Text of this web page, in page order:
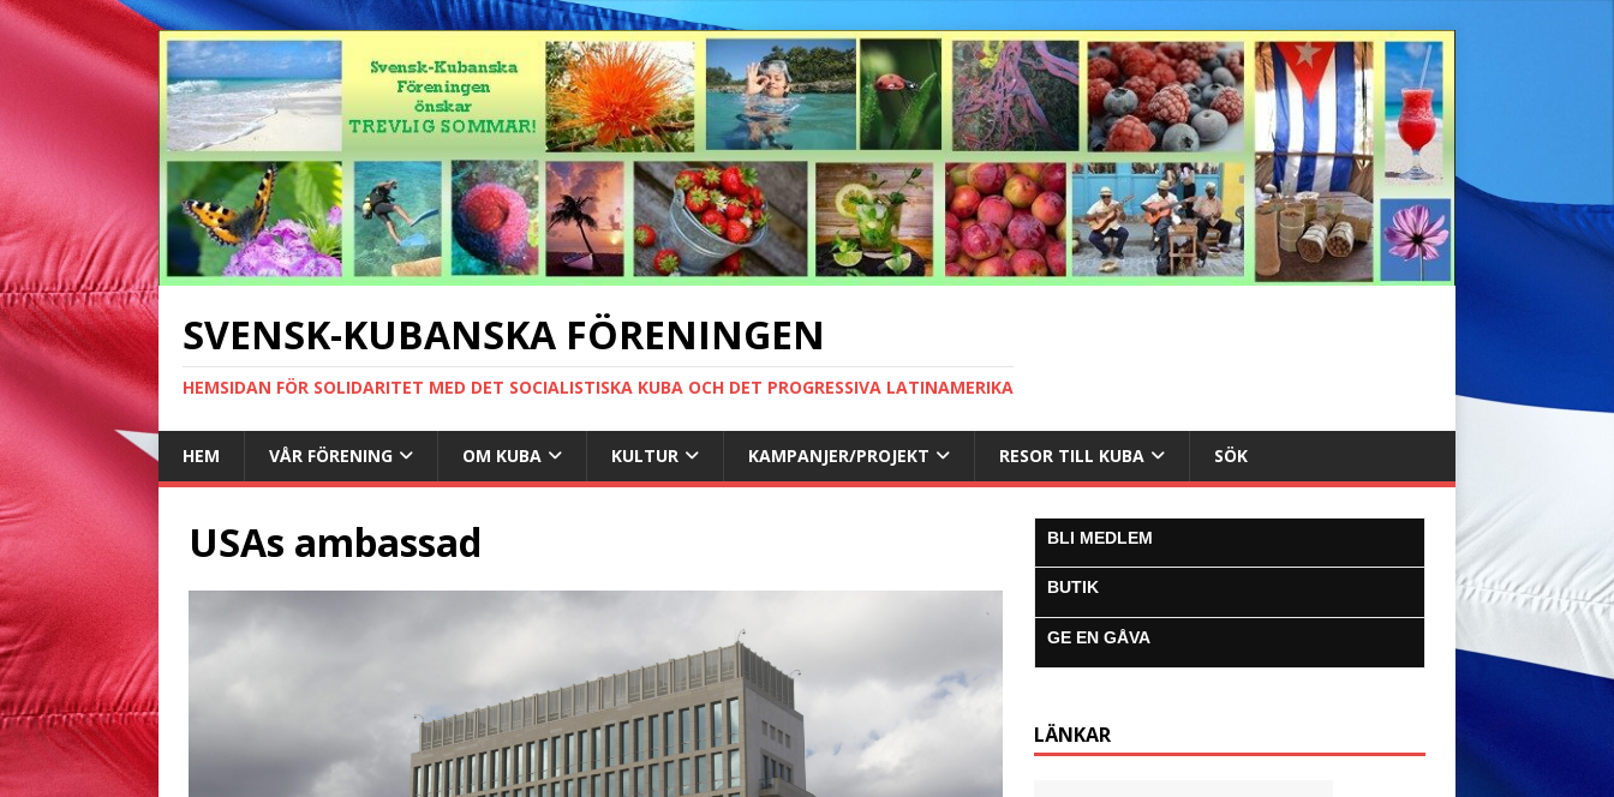
SVENSK-KUBANSKA FÖRENINGEN
HEMSIDAN FÖR SOLIDARITET MED DET SOCIALISTISKA KUBA OCH DET PROGRESSIVA LATINAMERIKA
HEM VÅR FÖRENING OM KUBA KULTUR KAMPANJER/PROJEKT RESOR TILL KUBA SÖK
USAs ambassad BLI MEDLEM
BUTIK
GE EN GÅVA
LÄNKAR